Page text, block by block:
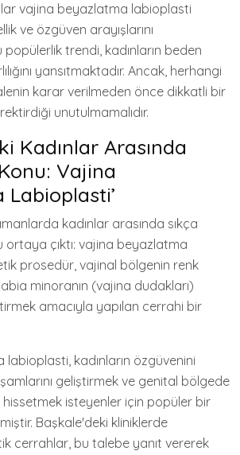
vajina beyazlatma labioplasti
ve özgüven arayışlarını
trendi, kadınların beden
yansıtmaktadır. Ancak, herhangi
karar verilmeden önce dikkatli bir
unutulmamalıdır.
Kadınlar Arasında
Vajina
kadınlar arasında sıkça
ortaya çıktı: vajina beyazlatma
prosedür, vajinal bölgenin renk
minoranın (vajina dudakları)
amacıyla yapılan cerrahi bir
kadınların özgüvenini
geliştirmek ve genital bölgede
isteyenler için popüler bir
Başkale'deki kliniklerde
cerrahlar, bu talebe yanıt vererek